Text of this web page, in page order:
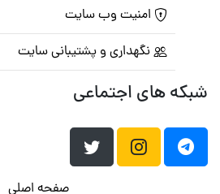
امنیت وب سایت
نگهداری و پشتیبانی سایت
شبکه های اجتماعی
صفحه اصلی